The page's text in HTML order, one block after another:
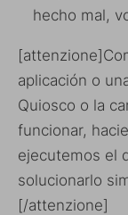
hecho mal,
aplicación o
Quiosco o la
funcionar,
ejecutemos el
solucionarlo
[/attenzione]